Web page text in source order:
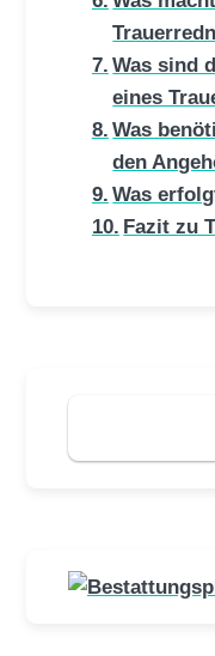
Was sind
eines
Was
den
Was
Fazit zu
Suchen